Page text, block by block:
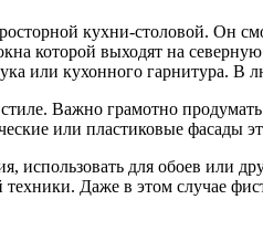
кухни-столовой. Он
которой выходят на
или кухонного гарнитура. В
Важно грамотно продумать
или пластиковые фасады
для обоев или
Даже в этом случае